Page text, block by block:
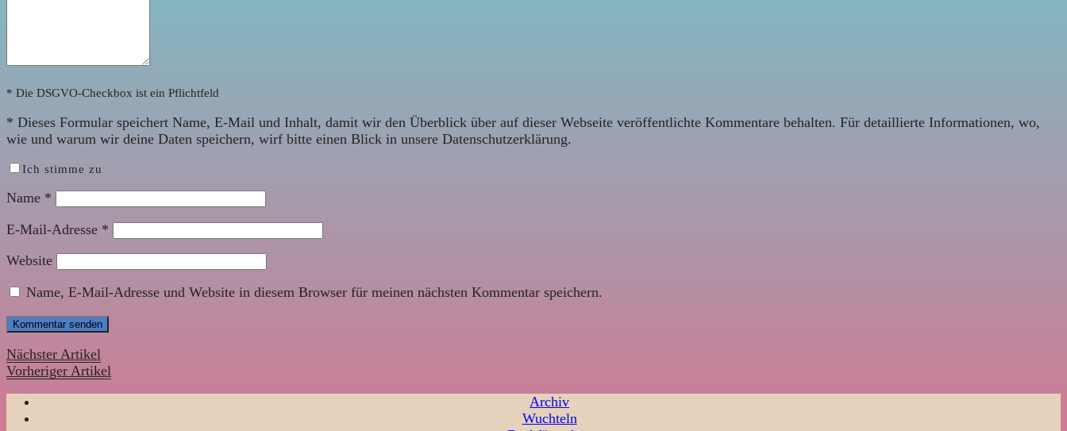
* Die DSGVO-Checkbox ist ein Pflichtfeld
* Dieses Formular speichert Name, E-Mail und Inhalt, damit wir den Überblick über auf dieser Webseite veröffentlichte Kommentare behalten. Für detaillierte Informationen, wo,
wie und warum wir deine Daten speichern, wirf bitte einen Blick in unsere Datenschutzerklärung.
Ich stimme zu
Name *
E-Mail-Adresse *
Website
Name, E-Mail-Adresse und Website in diesem Browser für meinen nächsten Kommentar speichern.
Nächster Artikel
Vorheriger Artikel
Archiv
Wuchteln